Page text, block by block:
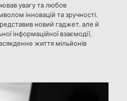
увагу та любов
інновацій та зручності.
новий гаджет, але й
інформаційної взаємодії,
життя мільйонів